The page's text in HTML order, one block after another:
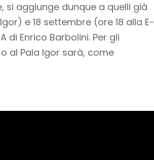
si aggiunge dunque a quelli già
e 18 settembre (ore 18 alla E-
di Enrico Barbolini. Per gli
al Pala Igor sarà, come